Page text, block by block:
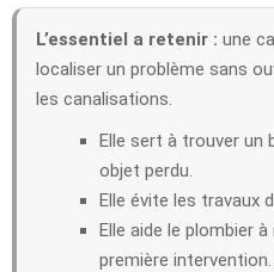
L’essentiel a retenir : une
localiser un problème sans
les canalisations.
Elle sert à trouver un
objet perdu.
Elle évite les travaux
Elle aide le plombier
première intervention.